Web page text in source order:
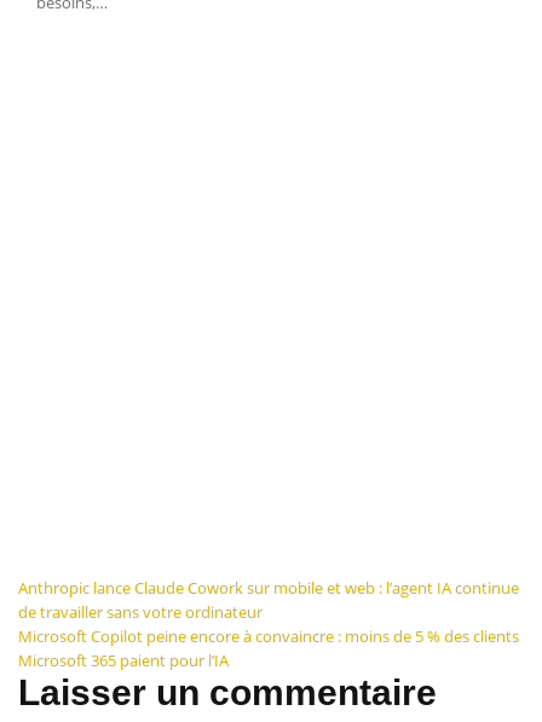
Navigation
de
l’article
Anthropic lance Claude Cowork sur mobile et web : l’agent IA continue
de travailler sans votre ordinateur
Microsoft Copilot peine encore à convaincre : moins de 5 % des clients
Microsoft 365 paient pour l’IA
Laisser un commentaire